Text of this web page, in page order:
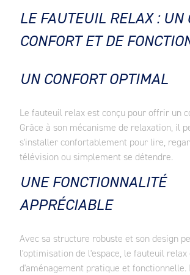
LE FAUTEUIL RELAX : UN
CONFORT ET DE
UN CONFORT OPTIMAL
Le fauteuil relax est conçu pour offrir un
Grâce à son mécanisme de relaxation, il
s'installer confortablement pour lire,
télévision ou simplement se détendre.
UNE FONCTIONNALITÉ
APPRÉCIABLE
Avec sa structure robuste et son design
l'optimisation de l'espace, le fauteuil
d'aménagement pratique et fonctionnelle.